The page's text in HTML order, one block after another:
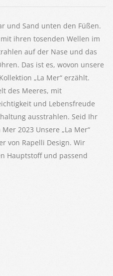
und Sand unten den Füßen.
ihren tosenden Wellen im
auf der Nase und das
Das ist es, wovon unsere
„La Mer“ erzählt.
des Meeres, mit
und Lebensfreude
ausstrahlen. Seid Ihr
2023 Unsere „La Mer“
von Rapelli Design. Wir
Hauptstoff und passend